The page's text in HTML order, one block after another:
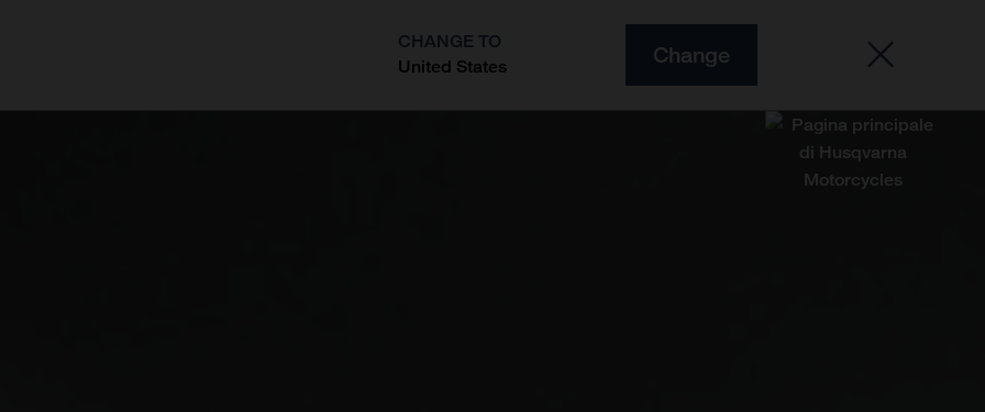
CHANGE TO
United States
Change